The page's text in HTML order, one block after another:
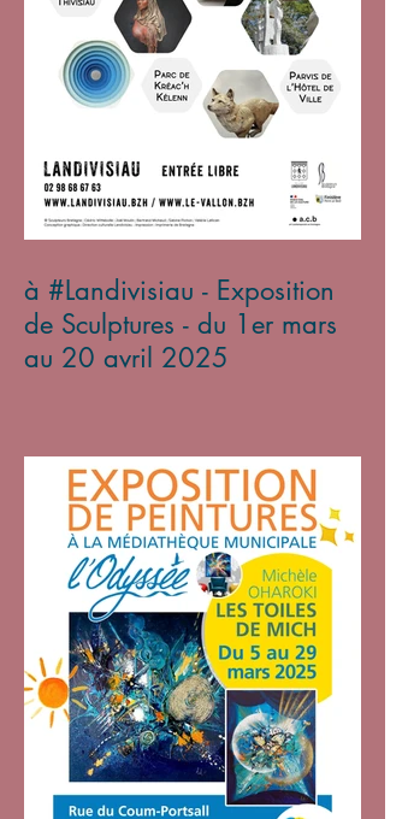
à #Landivisiau - Exposition
de Sculptures - du 1er mars
au 20 avril 2025